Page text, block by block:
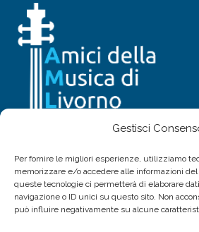
Gestisci
Per fornire le migliori esperienze, utilizziamo
memorizzare e/o accedere alle informazioni del
queste tecnologie ci permetterà di elaborare
navigazione o ID unici su questo sito. Non
può influire negativamente su alcune
Associazione Amici Della